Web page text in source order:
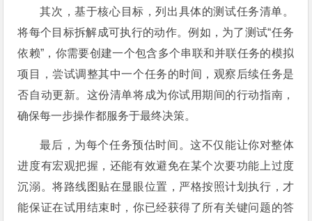
其次，基于核心目标，列出具体的测试任务清单。
将每个目标拆解成可执行的动作。例如，为了测试“任务
依赖”，你需要创建一个包含多个串联和并联任务的模拟
项目，尝试调整其中一个任务的时间，观察后续任务是
否自动更新。这份清单将成为你试用期间的行动指南，
确保每一步操作都服务于最终决策。
最后，为每个任务预估时间。这不仅能让你对整体
进度有宏观把握，还能有效避免在某个次要功能上过度
沉溺。将路线图贴在显眼位置，严格按照计划执行，才
能保证在试用结束时，你已经获得了所有关键问题的答